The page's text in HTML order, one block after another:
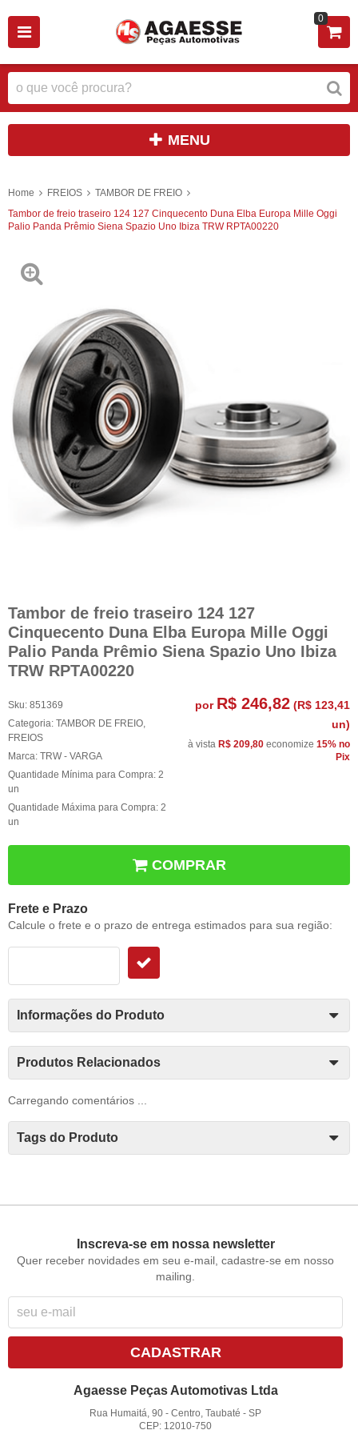
0
MENU
Home FREIOS
TAMBOR DE FREIO
Tambor de freio traseiro 124 127 Cinquecento Duna Elba Europa Mille Oggi
Palio Panda Prêmio Siena Spazio Uno Ibiza TRW RPTA00220
Tambor de freio traseiro 124 127
Cinquecento Duna Elba Europa Mille Oggi
Palio Panda Prêmio Siena Spazio Uno Ibiza
TRW RPTA00220
Sku: 851369
Categoria: TAMBOR DE FREIO,
FREIOS
Marca: TRW - VARGA
Quantidade Mínima para Compra: 2
un
Quantidade Máxima para Compra: 2
un
por R$ 246,82 (R$ 123,41
un)
à vista R$ 209,80 economize 15% no
Pix
COMPRAR
Frete e Prazo
Calcule o frete e o prazo de entrega estimados para sua região:
Informações do Produto
Produtos Relacionados
Carregando comentários ...
Tags do Produto
Inscreva-se em nossa newsletter
Quer receber novidades em seu e-mail, cadastre-se em nosso
mailing.
CADASTRAR
Agaesse Peças Automotivas Ltda
Rua Humaitá, 90 -Centro, Taubaté -SP
CEP: 12010-750